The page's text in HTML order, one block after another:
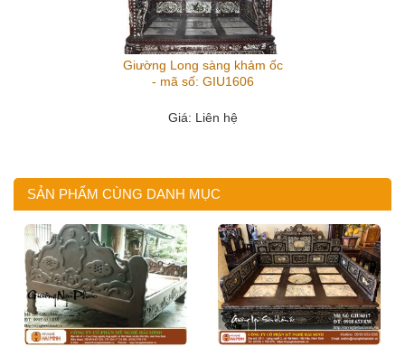
Giường Long sàng khảm ốc
- mã số: GIU1606
Giá: Liên hệ
SẢN PHẨM CÙNG DANH MỤC